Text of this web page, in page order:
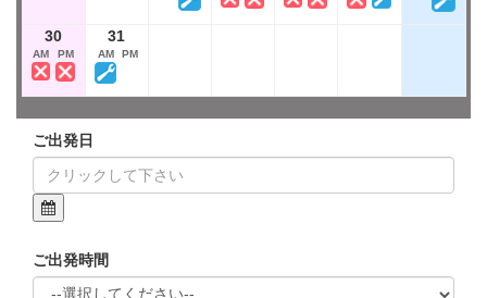
30
AM PM
31
AM PM
ご出発日
ご出発時間